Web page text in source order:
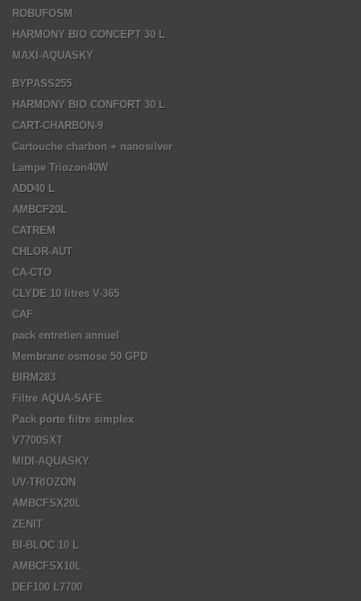
ROBUFOSM
HARMONY BIO CONCEPT 30 L
MAXI-AQUASKY
BYPASS255
HARMONY BIO CONFORT 30 L
CART-CHARBON-9
Cartouche charbon + nanosilver
Lampe Triozon40W
ADD40 L
AMBCF20L
CATREM
CHLOR-AUT
CA-CTO
CLYDE 10 litres V-365
CAF
pack entretien annuel
Membrane osmose 50 GPD
BIRM283
Filtre AQUA-SAFE
Pack porte filtre simplex
V7700SXT
MIDI-AQUASKY
UV-TRIOZON
AMBCFSX20L
ZENIT
BI-BLOC 10 L
AMBCFSX10L
DEF100 L7700